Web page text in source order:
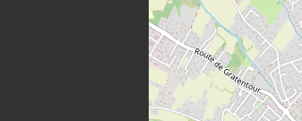
Plan d’accès et
transports
Vie associative
Vie économique
Sécurité Prévention
Contacts utiles